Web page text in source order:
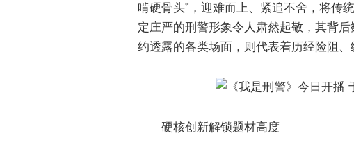
啃硬骨头”，迎难而上、紧追不舍，将传
定庄严的刑警形象令人肃然起敬，其背
约透露的各类场面，则代表着历经险阻
硬核创新解锁题材高度